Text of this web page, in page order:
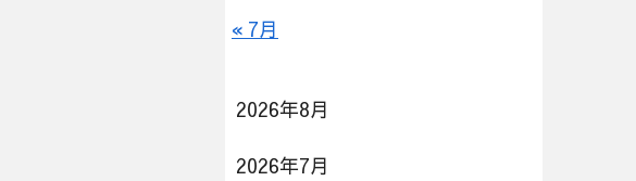
« 7月
2026年8月
2026年7月